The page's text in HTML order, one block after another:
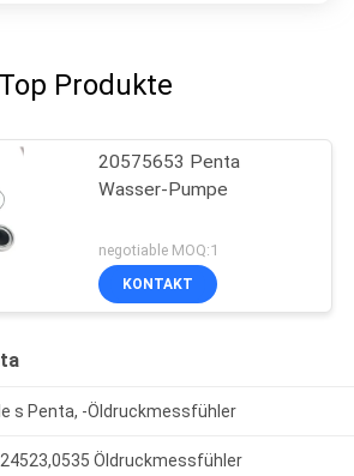
Top Produkte
20575653 Penta
Wasser-Pumpe
negotiable MOQ:1
KONTAKT
s Penta, -Öldruckmessfühler
Öldruckmessfühler